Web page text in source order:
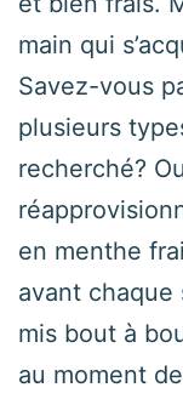
main qui
Savez-vous
plusieurs
recherché?
en menthe
avant chaque
mis bout à
au moment